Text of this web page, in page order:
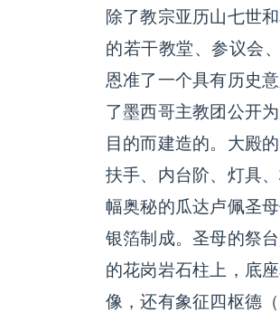
除了教宗亚历山七世
的若干教堂、参议会
恩准了一个具有历史
了墨西哥主教团公开
目的而建造的。大殿
扶手、内台阶、灯具
幅奥秘的瓜达卢佩圣
银箔制成。圣母的祭
的花岗岩石柱上，底
像，还有象征四枢德